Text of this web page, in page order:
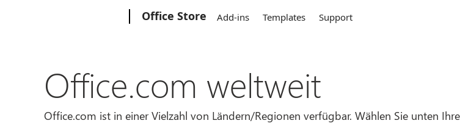
Office Store Add-ins Templates Support
Office.com weltweit
Office.com ist in einer Vielzahl von Ländern/Regionen verfügbar. Wählen Sie unten